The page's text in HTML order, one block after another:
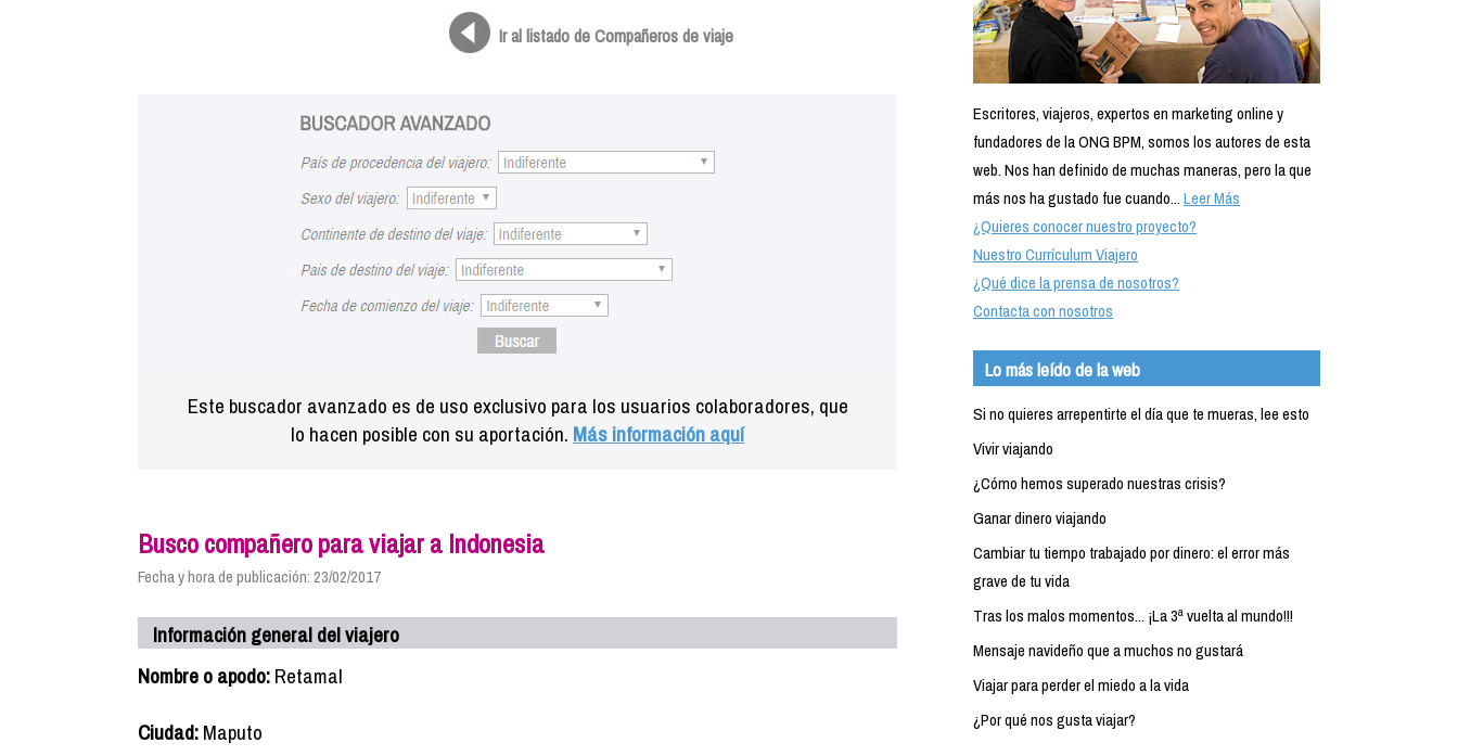
Ir al listado de Compañeros de viaje
Este buscador avanzado es de uso exclusivo para los usuarios colaboradores, que
lo hacen posible con su aportación. Más información aquí
Busco compañero para viajar a Indonesia
Fecha y hora de publicación: 23/02/2017
Información general del viajero
Nombre o apodo:Retamal
Ciudad:Maputo
Escritores, viajeros, expertos en marketing online y
fundadores de la ONG BPM, somos los autores de esta
web. Nos han definido de muchas maneras, pero la que
más nos ha gustado fue cuando...Leer Más
¿Quieres conocer nuestro proyecto?
Nuestro Currículum Viajero
¿Qué dice la prensa de nosotros?
Contacta con nosotros
Lo más leído de la web
Si no quieres arrepentirte el día que te mueras, lee esto
Vivir viajando
¿Cómo hemos superado nuestras crisis?
Ganar dinero viajando
Cambiar tu tiempo trabajado por dinero: el error más
grave de tu vida
Tras los malos momentos... ¡La 3ª vuelta al mundo!!!
Mensaje navideño que a muchos no gustará
Viajar para perder el miedo a la vida
¿Por qué nos gusta viajar?